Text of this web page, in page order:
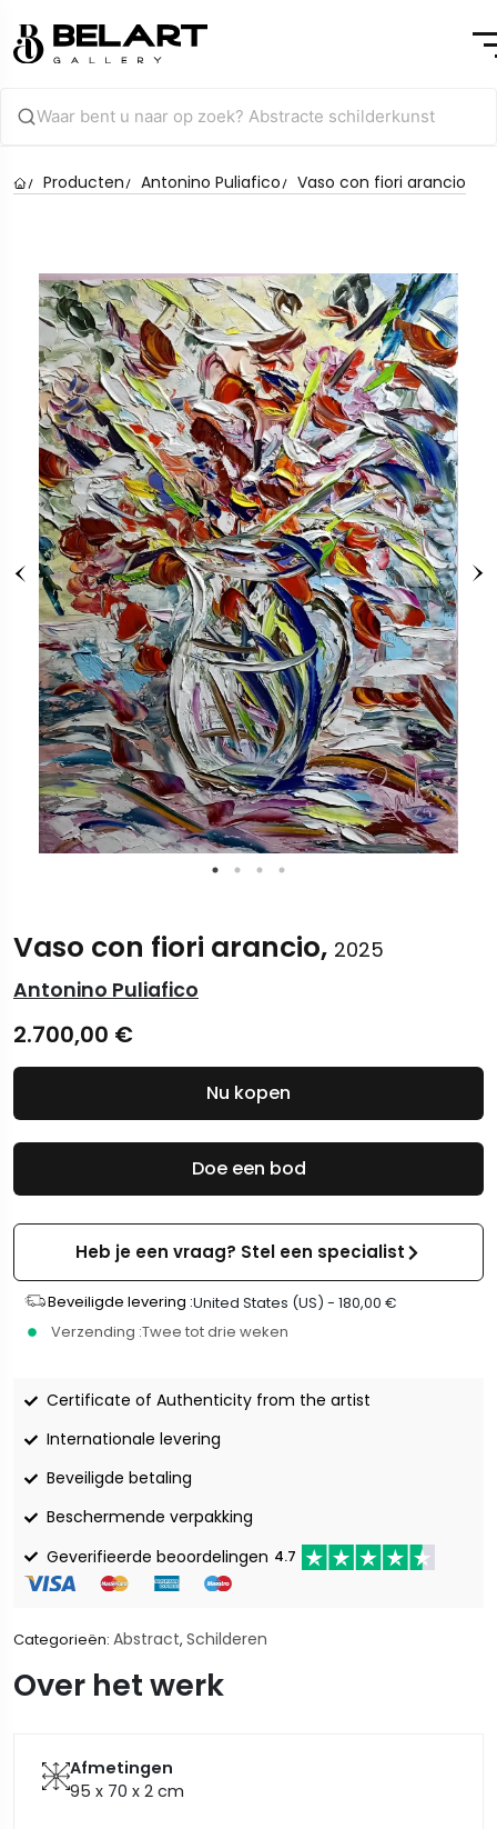
Producten Antonino Puliafico Vaso con fiori arancio
Vaso con fiori arancio, 2025
Antonino Puliafico
2.700,00 €
Doe een bod
Heb je een vraag? Stel een specialist
Beveiligde levering :United States (US) - 180,00 €
Verzending :Twee tot drie weken
Certificate of Authenticity from the artist
Internationale levering
Beveiligde betaling
Beschermende verpakking
Geverifieerde beoordelingen 4.7
Categorieën: Abstract, Schilderen
Nu kopen
Over het werk
Afmetingen
95 x 70 x 2 cm